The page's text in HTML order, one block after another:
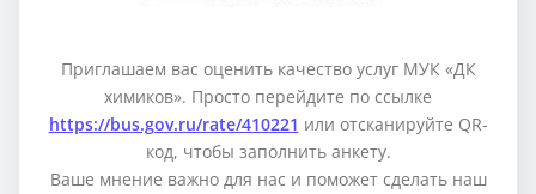
Приглашаем вас оценить качество услуг МУК «ДК
химиков». Просто перейдите по ссылке
https://bus.gov.ru/rate/410221 или отсканируйте QR-
код, чтобы заполнить анкету.
Ваше мнение важно для нас и поможет сделать наш